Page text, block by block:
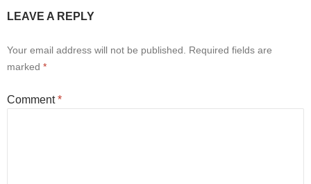
LEAVE A REPLY
Your email address will not be published.
Required fields are
marked *
Comment*